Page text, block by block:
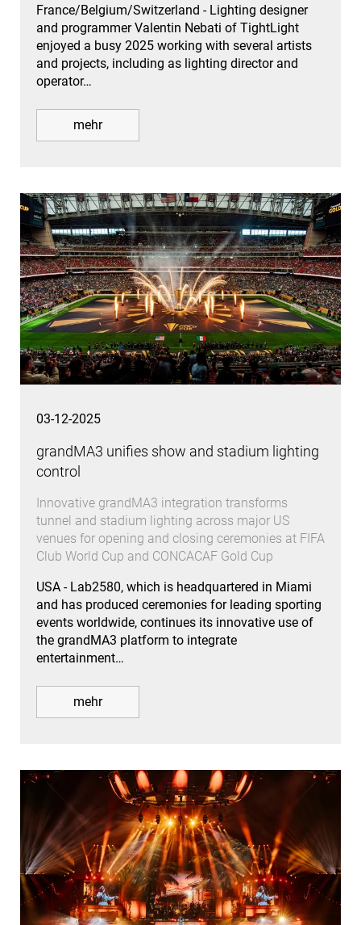
France/Belgium/Switzerland - Lighting designer
and programmer Valentin Nebati of TightLight
enjoyed a busy 2025 working with several artists
and projects, including as lighting director and
operator…
mehr
03-12-2025
grandMA3 unifies show and stadium lighting
control
Innovative grandMA3 integration transforms
tunnel and stadium lighting across major US
venues for opening and closing ceremonies at FIFA
Club World Cup and CONCACAF Gold Cup
USA - Lab2580, which is headquartered in Miami
and has produced ceremonies for leading sporting
events worldwide, continues its innovative use of
the grandMA3 platform to integrate
entertainment…
mehr